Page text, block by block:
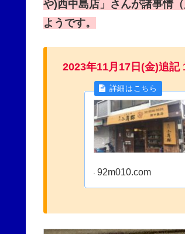
や)西中島店」さんが諸事情
ようです。
2023年11月17日(金)追記
92m010.com